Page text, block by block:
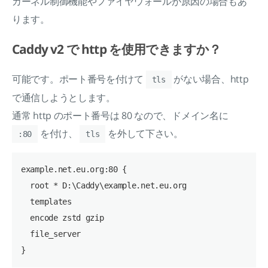
ります。
Caddy v2 で http を使用できますか？
可能です。ポート番号を付けて tls
がない場合、http
で通信しようとします。
通常 http のポート番号は 80 なので、ドメイン名に
:80 を付け、 tls を外して下さい。
example.net.eu.org:80 {
  root * D:\Caddy\example.net.eu.org
  templates
  encode zstd gzip
  file_server